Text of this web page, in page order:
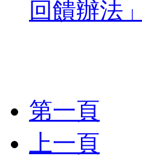
回饋辦法
第一頁
上一頁